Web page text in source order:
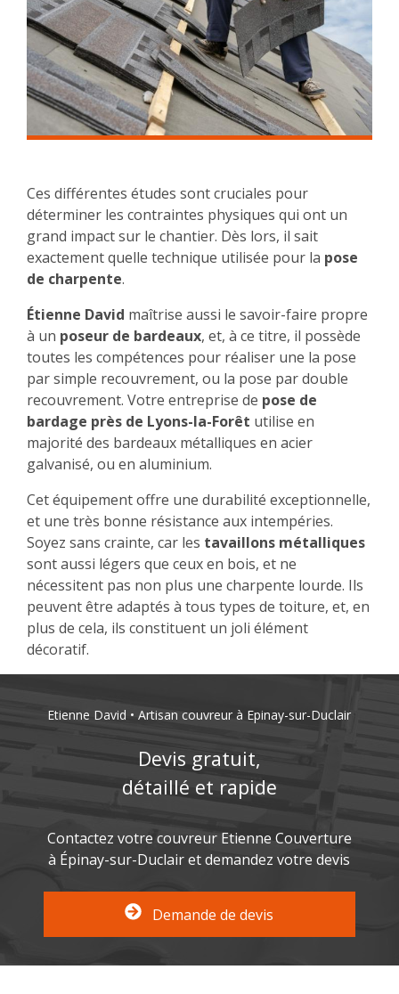
Ces différentes études sont cruciales pour
déterminer les contraintes physiques qui ont un
grand impact sur le chantier. Dès lors, il sait
exactement quelle technique utilisée pour la pose
de charpente.
Étienne David maîtrise aussi le savoir-faire propre
à un poseur de bardeaux, et, à ce titre, il possède
toutes les compétences pour réaliser une la pose
par simple recouvrement, ou la pose par double
recouvrement. Votre entreprise de pose de
bardage près de Lyons-la-Forêt utilise en
majorité des bardeaux métalliques en acier
galvanisé, ou en aluminium.
Cet équipement offre une durabilité exceptionnelle,
et une très bonne résistance aux intempéries.
Soyez sans crainte, car les tavaillons métalliques
sont aussi légers que ceux en bois, et ne
nécessitent pas non plus une charpente lourde. Ils
peuvent être adaptés à tous types de toiture, et, en
plus de cela, ils constituent un joli élément
décoratif.
Etienne David • Artisan couvreur à Epinay-sur-Duclair
Devis gratuit,
détaillé et rapide
Contactez votre couvreur Etienne Couverture
à Épinay-sur-Duclair et demandez votre devis
Demande de devis